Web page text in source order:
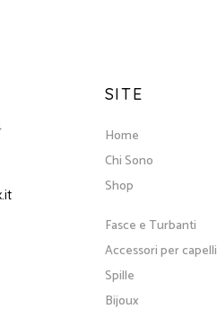
SITE
Home
Chi Sono
Shop
Fasce e Turbanti
Accessori per capelli
Spille
Bijoux